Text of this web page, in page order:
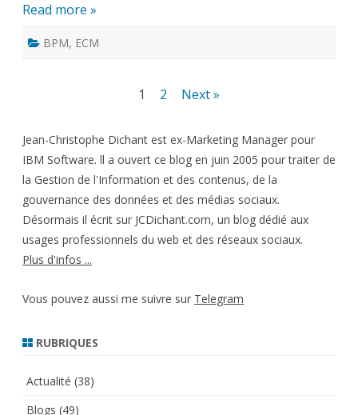
Read more »
BPM, ECM
publications
1 2 Next »
Jean-Christophe Dichant est ex-Marketing Manager pour
IBM Software. ll a ouvert ce blog en juin 2005 pour traiter de
la Gestion de l'Information et des contenus, de la
gouvernance des données et des médias sociaux.
Désormais il écrit sur JCDichant.com, un blog dédié aux
usages professionnels du web et des réseaux sociaux.
Plus d'infos ...
Vous pouvez aussi me suivre sur Telegram
RUBRIQUES
Actualité (38)
Blogs (49)